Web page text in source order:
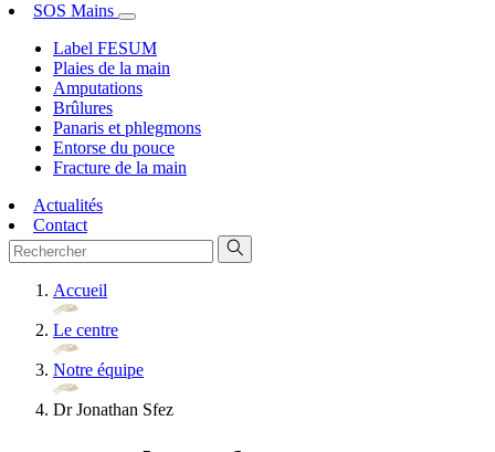
SOS Mains
Label FESUM
Plaies de la main
Amputations
Brûlures
Panaris et phlegmons
Entorse du pouce
Fracture de la main
Actualités
Contact
Accueil
Le centre
Notre équipe
Dr Jonathan Sfez